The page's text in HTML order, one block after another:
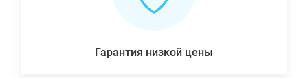
Гарантия низкой цены